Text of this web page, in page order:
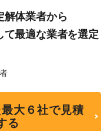
解体業者から
最適な業者を選定
大６社で見積
る